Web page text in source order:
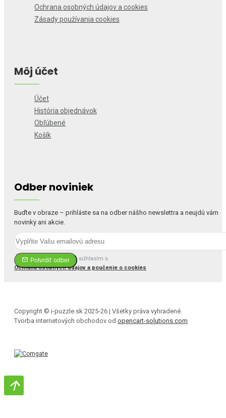
Ochrana osobných údajov a cookies
Zásady používania cookies
Môj účet
Účet
História objednávok
Obľúbené
Košík
Odber noviniek
Buďte v obraze – prihláste sa na odber nášho newslettra a neujdú vám
novinky ani akcie.
Potvrdiť odber
Prečítal(a) som si a súhlasím s
Ochrana osobných údajov a poučenie o cookies
Copyright © i-puzzle.sk 2025-26 | Všetky práva vyhradené.
Tvorba internetových obchodov od opencart-solutions.com